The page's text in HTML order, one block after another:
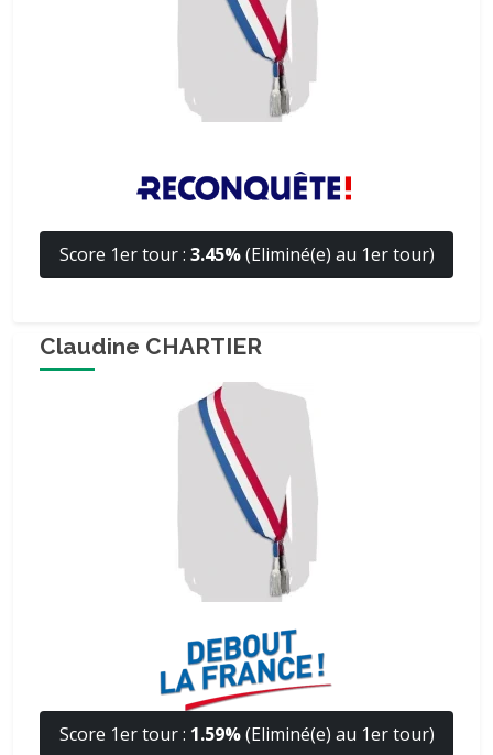
Score 1er tour : 3.45%(Eliminé(e) au 1er tour)
Claudine CHARTIER
Score 1er tour : 1.59%(Eliminé(e) au 1er tour)